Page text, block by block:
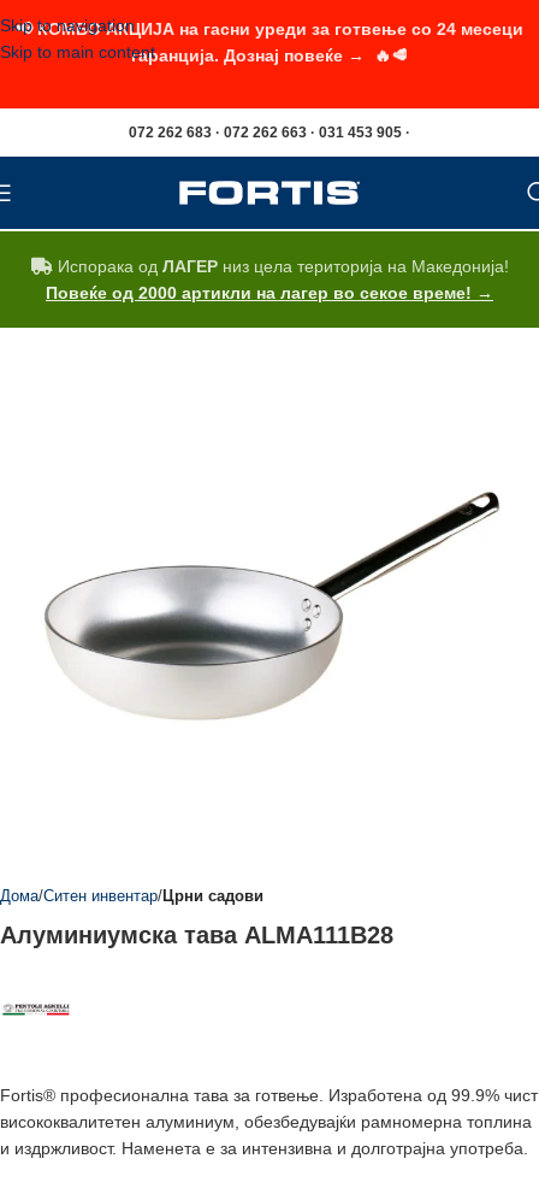
Skip to navigation
Skip to main content
072 262 683 · 072 262 663 · 031 453 905 ·
Испорака од ЛАГЕРниз цела територија на Македонија!
Повеќе од 2000 артикли на лагер во секое време! →
Дома Ситен инвентар Црни садови
Алуминиумска тава ALMA111B28
Fortis® професионална тава за готвење. Изработена од 99.9% чист
висококвалитетен алуминиум, обезбедувајќи рамномерна топлина
и издржливост. Наменета е за интензивна и долготрајна употреба.
📢 КОМБО АКЦИЈА на гасни уреди за готвење со 24 месеци
гаранција. Дознај повеќе → 🔥🥩